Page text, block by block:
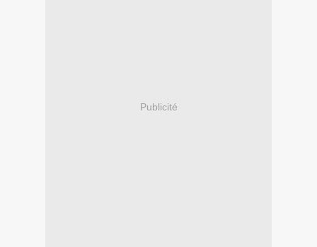
Publicité